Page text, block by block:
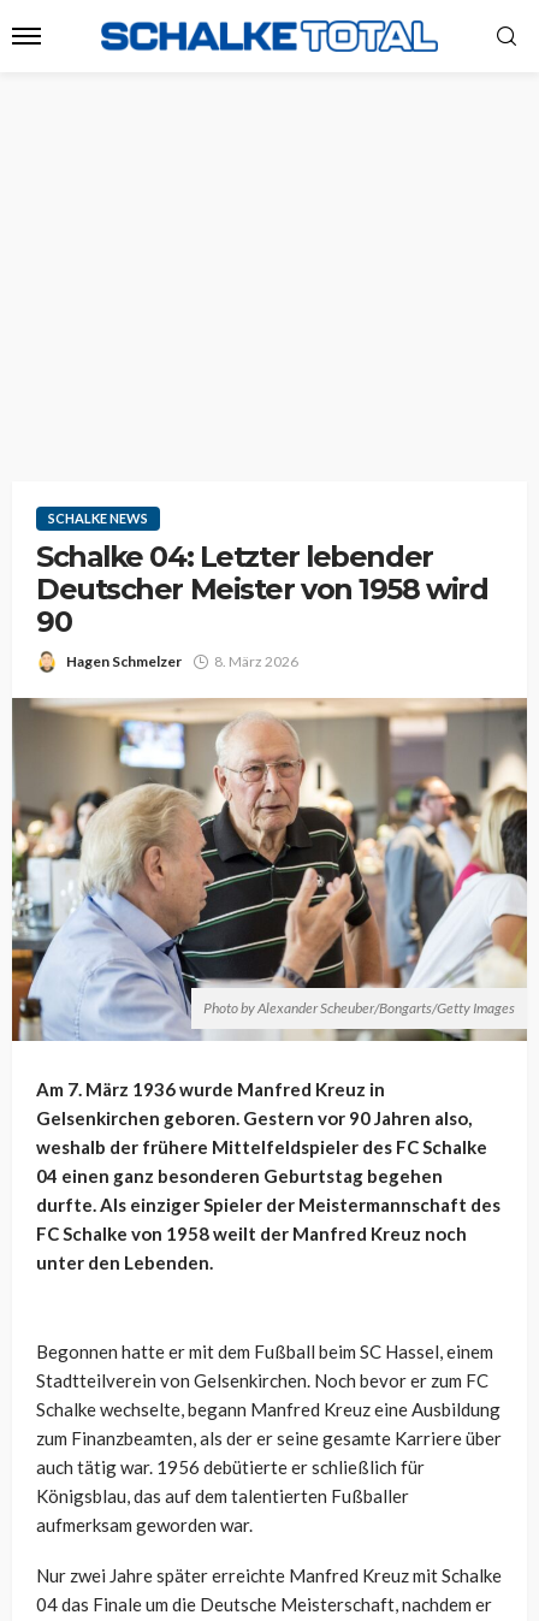
SCHALKE NEWS
Schalke 04: Letzter lebender
Deutscher Meister von 1958 wird
90
Hagen Schmelzer 8. März 2026
Photo by Alexander Scheuber/Bongarts/Getty Images
Am 7. März 1936 wurde Manfred Kreuz in
Gelsenkirchen geboren. Gestern vor 90 Jahren also,
weshalb der frühere Mittelfeldspieler des FC Schalke
04 einen ganz besonderen Geburtstag begehen
durfte. Als einziger Spieler der Meistermannschaft des
FC Schalke von 1958 weilt der Manfred Kreuz noch
unter den Lebenden.
Begonnen hatte er mit dem Fußball beim SC Hassel, einem
Stadtteilverein von Gelsenkirchen. Noch bevor er zum FC
Schalke wechselte, begann Manfred Kreuz eine Ausbildung
zum Finanzbeamten, als der er seine gesamte Karriere über
auch tätig war. 1956 debütierte er schließlich für
Königsblau, das auf dem talentierten Fußballer
aufmerksam geworden war.
Nur zwei Jahre später erreichte Manfred Kreuz mit Schalke
04 das Finale um die Deutsche Meisterschaft, nachdem er